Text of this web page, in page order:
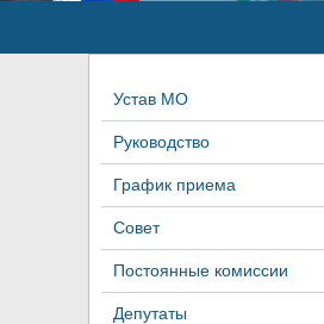
Устав МО
Руководство
График приема
Совет
Постоянные комиссии
Депутаты